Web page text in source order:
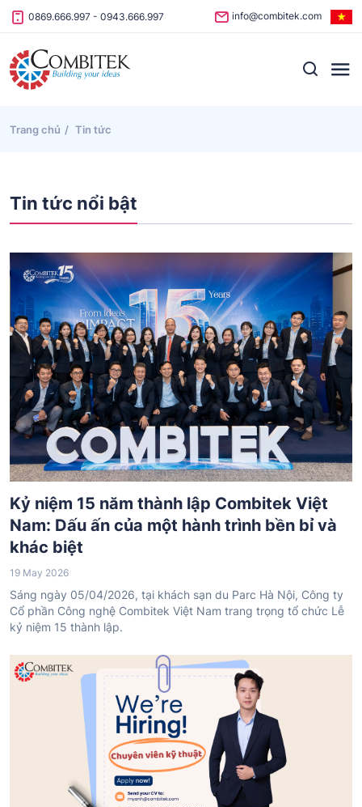
Skip to content
0869.666.997 - 0943.666.997 info@combitek.com
Trang chủ Tin tức
Tin tức nổi bật
Kỷ niệm 15 năm thành lập Combitek Việt
Nam: Dấu ấn của một hành trình bền bỉ và
khác biệt
19 May 2026
Sáng ngày 05/04/2026, tại khách sạn du Parc Hà Nội, Công ty
Cổ phần Công nghệ Combitek Việt Nam trang trọng tổ chức Lễ
kỷ niệm 15 thành lập.